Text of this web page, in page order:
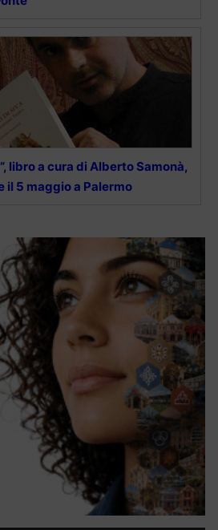
libro a cura di Alberto Samonà,
il 5 maggio a Palermo